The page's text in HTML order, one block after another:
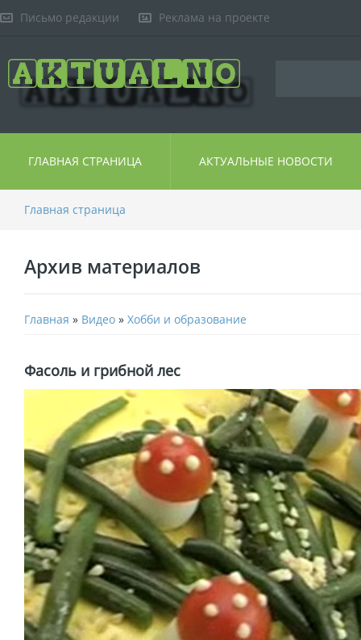
Письмо редакции Реклама на проекте
ГЛАВНАЯ СТРАНИЦА АКТУАЛЬНЫЕ НОВОСТИ
Главная страница
Архив материалов
Главная » Видео » Хобби и образование
Фасоль и грибной лес